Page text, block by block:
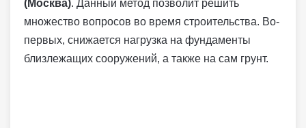
(Москва). Данный метод позволит решить
множество вопросов во время строительства. Во-
первых, снижается нагрузка на фундаменты
близлежащих сооружений, а также на сам грунт.